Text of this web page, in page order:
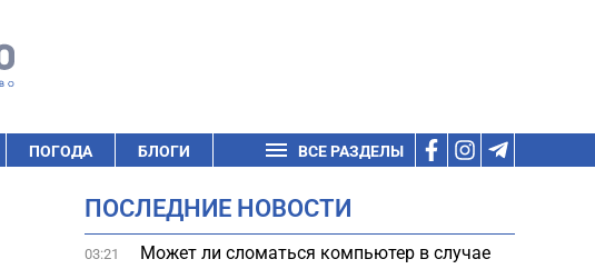
ПОГОДА БЛОГИ ВСЕ РАЗДЕЛЫ
ПОСЛЕДНИЕ НОВОСТИ
03:21
Может ли сломаться компьютер в случае